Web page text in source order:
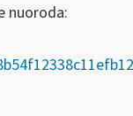
nuoroda: